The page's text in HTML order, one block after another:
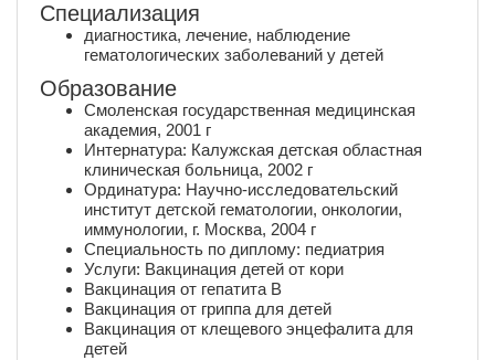
Специализация
диагностика, лечение, наблюдение
гематологических заболеваний у детей
Образование
Смоленская государственная медицинская
академия, 2001 г
Интернатура: Калужская детская областная
клиническая больница, 2002 г
Ординатура: Научно-исследовательский
институт детской гематологии, онкологии,
иммунологии, г. Москва, 2004 г
Специальность по диплому: педиатрия
Услуги: Вакцинация детей от кори
Вакцинация от гепатита В
Вакцинация от гриппа для детей
Вакцинация от клещевого энцефалита для
детей